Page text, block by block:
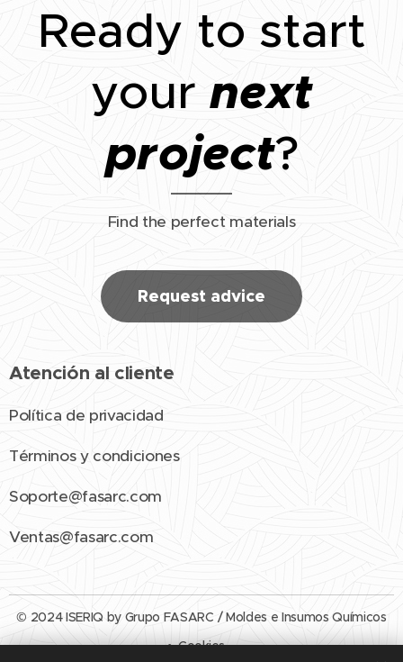
Ready to start
your next
project?
Find the perfect materials
Request advice
Atención al cliente
Política de privacidad
Términos y condiciones
Soporte@fasarc.com
Ventas@fasarc.com
© 2024 ISERIQ by Grupo FASARC / Moldes e Insumos Químicos
Cookies